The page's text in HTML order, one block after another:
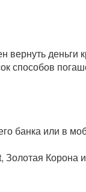
вернуть
способов
банка или в
Золотая Корона